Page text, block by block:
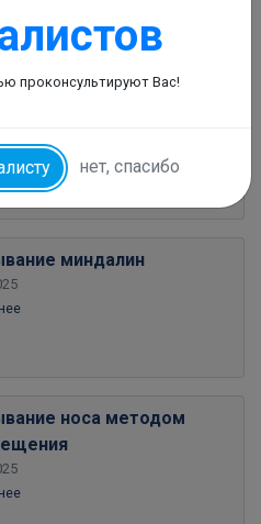
миндалин
носа методом
проконсультируют Вас!
нет, спасибо